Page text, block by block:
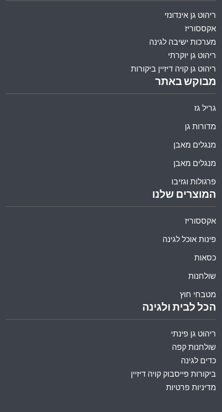
הכל לבית ולגינה
ריהוט גן פינתי
שולחנות קפה
כדים לגינה
ביקורות פייסבוק קויה דיזיין
מדיניות פרטיות
המוצרים שלנו
אקססוריז
פינות אוכל לגינה
כסאות
שולחנות
מטבחי חוץ
מבוקש באתר
גריל גז
מדורות גן
מנגלים מאבן
מנגלים מאבן
פרגולות וגזיבו
ריהוט גן אינדונזי
אקססוריז
מערכות ישיבה לגינה
ריהוט גן יוקרתי
ריהוט גן קויה דיזיין ביקורות